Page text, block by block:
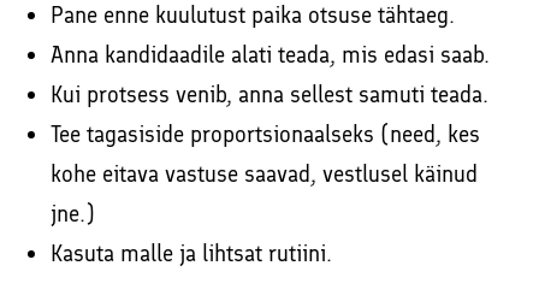
Pane enne kuulutust paika otsuse tähtaeg.
Anna kandidaadile alati teada, mis edasi saab.
Kui protsess venib, anna sellest samuti teada.
Tee tagasiside proportsionaalseks (need, kes
kohe eitava vastuse saavad, vestlusel käinud
jne.)
Kasuta malle ja lihtsat rutiini.